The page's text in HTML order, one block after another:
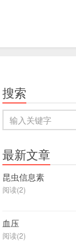
搜索
最新文章
昆虫信息素
阅读(2)
血压
阅读(2)